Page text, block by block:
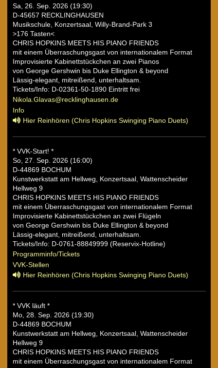
Sa, 26. Sep. 2026 (19:30)
D-45657 RECKLINGHAUSEN
Musikschule, Konzertsaal, Willy-Brand-Park 3
>176 Tasten<
CHRIS HOPKINS MEETS HIS PIANO FRIENDS
mit einem Überraschungsgast von internationalem Format
Improvisierte Kabinettstückchen an zwei Pianos
von George Gershwin bis Duke Ellington & beyond
Lässig-elegant, mitreißend, unterhaltsam.
Tickets/Info: D-02361-50-1890 Eintritt frei
Nikola.Glavas@recklinghausen.de
Info
Hier Reinhören (Chris Hopkins Swinging Piano Duets)
* VVK-Start! *
So, 27. Sep. 2026 (16:00)
D-44869 BOCHUM
Kunstwerkstatt am Hellweg, Konzertsaal, Wattenscheider
Hellweg 9
CHRIS HOPKINS MEETS HIS PIANO FRIENDS
mit einem Überraschungsgast von internationalem Format
Improvisierte Kabinettstückchen an zwei Flügeln
von George Gershwin bis Duke Ellington & beyond
Lässig-elegant, mitreißend, unterhaltsam.
Tickets/Info: D-0761-88849999 (Reservix-Hotline)
Programminfo/Tickets
VVK-Stellen
Hier Reinhören (Chris Hopkins Swinging Piano Duets)
* VVK läuft *
Mo, 28. Sep. 2026 (19:30)
D-44869 BOCHUM
Kunstwerkstatt am Hellweg, Konzertsaal, Wattenscheider
Hellweg 9
CHRIS HOPKINS MEETS HIS PIANO FRIENDS
mit einem Überraschungsgast von internationalem Format